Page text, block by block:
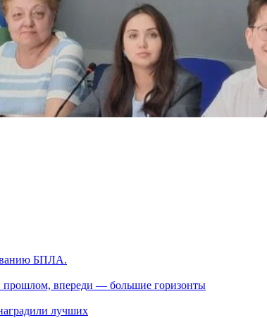
БПЛА.
прошлом, впереди — большие горизонты
лучших